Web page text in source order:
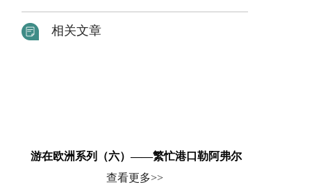
相关文章
游在欧洲系列（六）——繁忙港口勒阿弗尔
查看更多>>